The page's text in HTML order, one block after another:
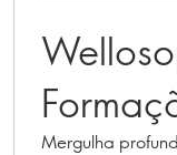
Mergulha